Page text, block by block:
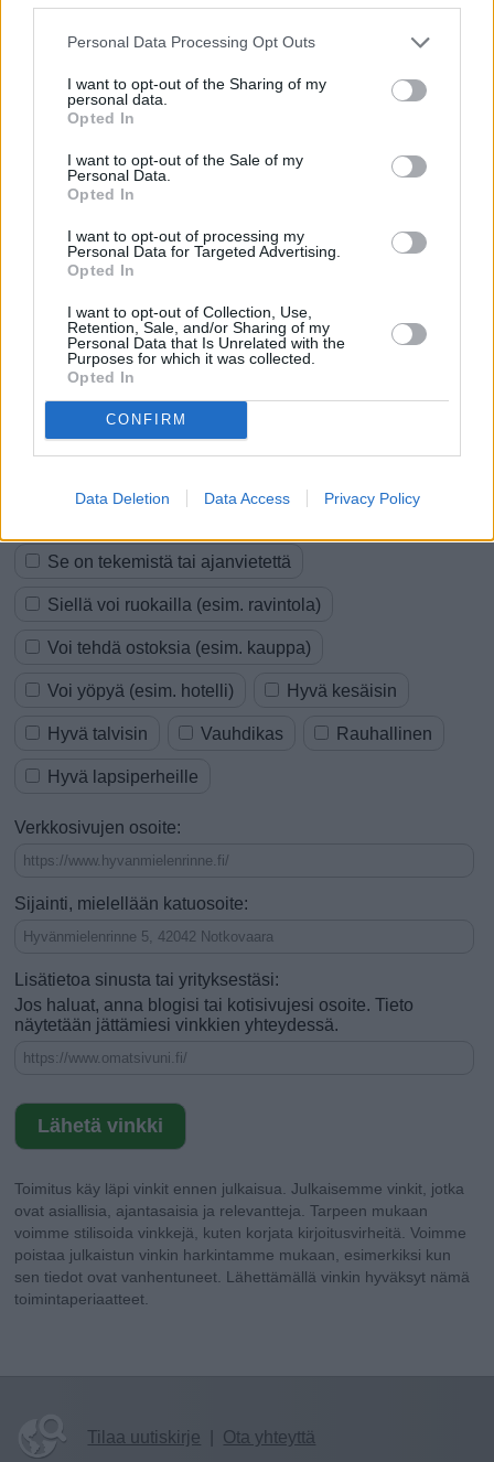
Personal Data Processing Opt Outs
I want to opt-out of the Sharing of my
personal data.
Opted In
I want to opt-out of the Sale of my
Personal Data.
Opted In
I want to opt-out of processing my
Personal Data for Targeted Advertising.
Opted In
I want to opt-out of Collection, Use,
Retention, Sale, and/or Sharing of my
Personal Data that Is Unrelated with the
Purposes for which it was collected.
Opted In
CONFIRM
Data Deletion Data Access Privacy Policy
ruokapaikasta, tapahtumasta, ajanvietteestä – tai mistä
tahansa kokemisen arvoisesta tällä paikkakunnalla.
äärelle.
Se on tekemistä tai ajanvietettä
Siellä voi ruokailla (esim. ravintola)
Voi tehdä ostoksia (esim. kauppa)
Voi yöpyä (esim. hotelli) Hyvä kesäisin
Hyvä talvisin Vauhdikas Rauhallinen
Hyvä lapsiperheille
Verkkosivujen osoite:
Sijainti, mielellään katuosoite:
Lisätietoa sinusta tai yrityksestäsi:
Jos haluat, anna blogisi tai kotisivujesi osoite. Tieto
näytetään jättämiesi vinkkien yhteydessä.
Toimitus käy läpi vinkit ennen julkaisua. Julkaisemme vinkit, jotka
ovat asiallisia, ajantasaisia ja relevantteja. Tarpeen mukaan
voimme stilisoida vinkkejä, kuten korjata kirjoitusvirheitä. Voimme
poistaa julkaistun vinkin harkintamme mukaan, esimerkiksi kun
sen tiedot ovat vanhentuneet. Lähettämällä vinkin hyväksyt nämä
toimintaperiaatteet.
Tilaa uutiskirje Ota yhteyttä